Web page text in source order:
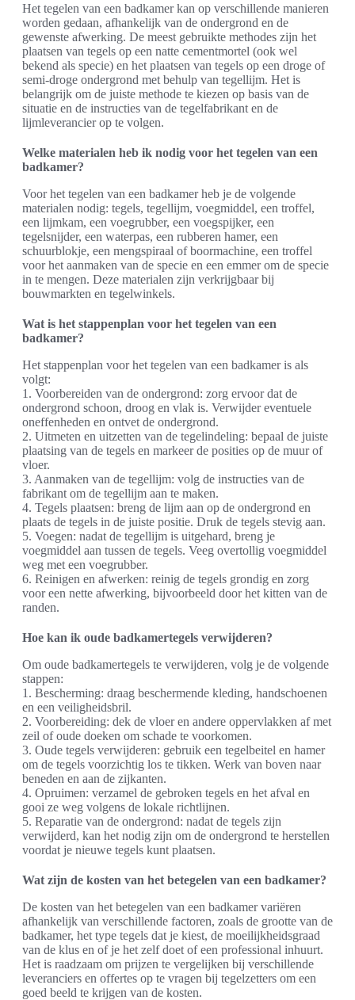
Het tegelen van een badkamer kan op verschillende manieren
worden gedaan, afhankelijk van de ondergrond en de
gewenste afwerking. De meest gebruikte methodes zijn het
plaatsen van tegels op een natte cementmortel (ook wel
bekend als specie) en het plaatsen van tegels op een droge of
semi-droge ondergrond met behulp van tegellijm. Het is
belangrijk om de juiste methode te kiezen op basis van de
situatie en de instructies van de tegelfabrikant en de
lijmleverancier op te volgen.
Welke materialen heb ik nodig voor het tegelen van een
badkamer?
Voor het tegelen van een badkamer heb je de volgende
materialen nodig: tegels, tegellijm, voegmiddel, een troffel,
een lijmkam, een voegrubber, een voegspijker, een
tegelsnijder, een waterpas, een rubberen hamer, een
schuurblokje, een mengspiraal of boormachine, een troffel
voor het aanmaken van de specie en een emmer om de specie
in te mengen. Deze materialen zijn verkrijgbaar bij
bouwmarkten en tegelwinkels.
Wat is het stappenplan voor het tegelen van een
badkamer?
Het stappenplan voor het tegelen van een badkamer is als
volgt:
1. Voorbereiden van de ondergrond: zorg ervoor dat de
ondergrond schoon, droog en vlak is. Verwijder eventuele
oneffenheden en ontvet de ondergrond.
2. Uitmeten en uitzetten van de tegelindeling: bepaal de juiste
plaatsing van de tegels en markeer de posities op de muur of
vloer.
3. Aanmaken van de tegellijm: volg de instructies van de
fabrikant om de tegellijm aan te maken.
4. Tegels plaatsen: breng de lijm aan op de ondergrond en
plaats de tegels in de juiste positie. Druk de tegels stevig aan.
5. Voegen: nadat de tegellijm is uitgehard, breng je
voegmiddel aan tussen de tegels. Veeg overtollig voegmiddel
weg met een voegrubber.
6. Reinigen en afwerken: reinig de tegels grondig en zorg
voor een nette afwerking, bijvoorbeeld door het kitten van de
randen.
Hoe kan ik oude badkamertegels verwijderen?
Om oude badkamertegels te verwijderen, volg je de volgende
stappen:
1. Bescherming: draag beschermende kleding, handschoenen
en een veiligheidsbril.
2. Voorbereiding: dek de vloer en andere oppervlakken af met
zeil of oude doeken om schade te voorkomen.
3. Oude tegels verwijderen: gebruik een tegelbeitel en hamer
om de tegels voorzichtig los te tikken. Werk van boven naar
beneden en aan de zijkanten.
4. Opruimen: verzamel de gebroken tegels en het afval en
gooi ze weg volgens de lokale richtlijnen.
5. Reparatie van de ondergrond: nadat de tegels zijn
verwijderd, kan het nodig zijn om de ondergrond te herstellen
voordat je nieuwe tegels kunt plaatsen.
Wat zijn de kosten van het betegelen van een badkamer?
De kosten van het betegelen van een badkamer variëren
afhankelijk van verschillende factoren, zoals de grootte van de
badkamer, het type tegels dat je kiest, de moeilijkheidsgraad
van de klus en of je het zelf doet of een professional inhuurt.
Het is raadzaam om prijzen te vergelijken bij verschillende
leveranciers en offertes op te vragen bij tegelzetters om een
goed beeld te krijgen van de kosten.